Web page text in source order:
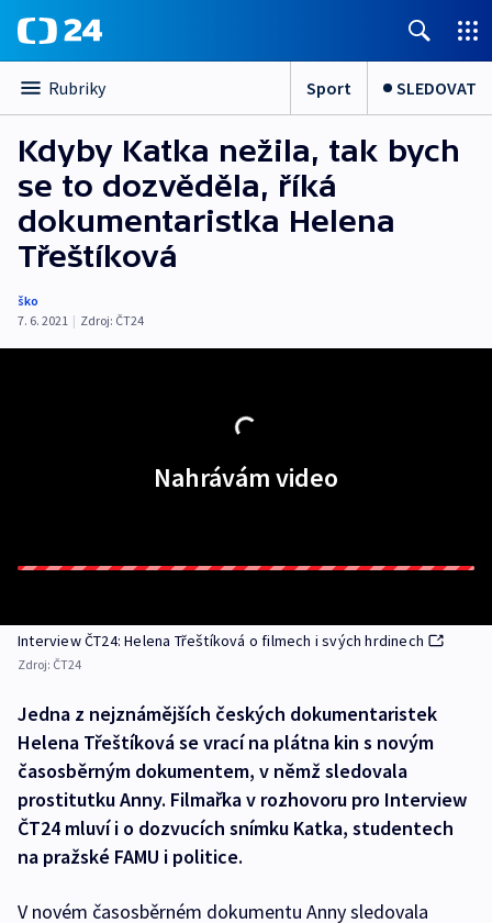
Rubriky Sport SLEDOVAT
Kdyby Katka nežila, tak bych
se to dozvěděla, říká
dokumentaristka Helena
Třeštíková
ško
7. 6. 2021 | Zdroj: ČT24
Nahrávám video
Interview ČT24: Helena Třeštíková o filmech i svých hrdinech
Zdroj: ČT24
Jedna z nejznámějších českých dokumentaristek
Helena Třeštíková se vrací na plátna kin s novým
časosběrným dokumentem, v němž sledovala
prostitutku Anny. Filmařka v rozhovoru pro Interview
ČT24 mluví i o dozvucích snímku Katka, studentech
na pražské FAMU i politice.
V novém časosběrném dokumentu Anny sledovala